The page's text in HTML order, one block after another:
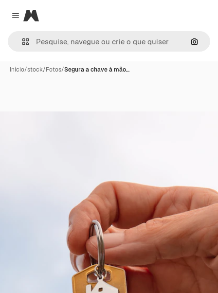
Close menu
Magnific
Início/stock/Fotos/Segura a chave à mão…